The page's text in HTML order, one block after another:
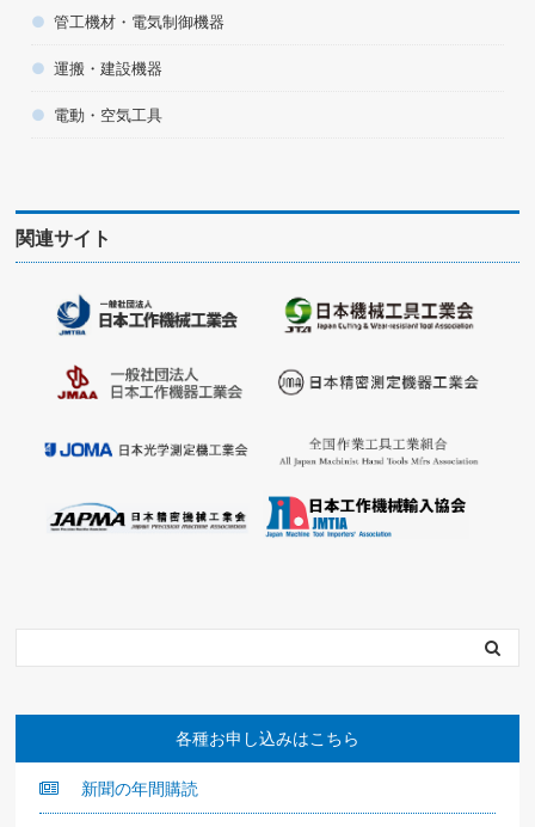
管工機材・電気制御機器
運搬・建設機器
電動・空気工具
関連サイト
各種お申し込みはこちら
新聞の年間購読